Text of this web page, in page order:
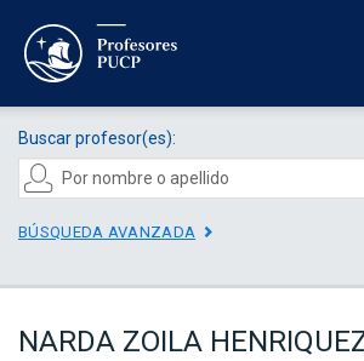
Buscar profesor(es):
BÚSQUEDA AVANZADA
NARDA ZOILA